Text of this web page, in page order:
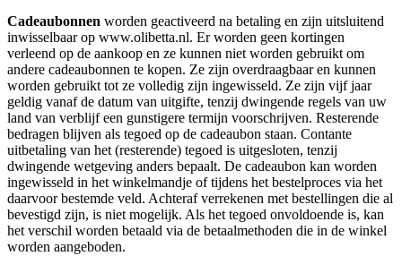
Cadeaubonnen worden geactiveerd na betaling en zijn uitsluitend
inwisselbaar op www.olibetta.nl. Er worden geen kortingen
verleend op de aankoop en ze kunnen niet worden gebruikt om
andere cadeaubonnen te kopen. Ze zijn overdraagbaar en kunnen
worden gebruikt tot ze volledig zijn ingewisseld. Ze zijn vijf jaar
geldig vanaf de datum van uitgifte, tenzij dwingende regels van uw
land van verblijf een gunstigere termijn voorschrijven. Resterende
bedragen blijven als tegoed op de cadeaubon staan. Contante
uitbetaling van het (resterende) tegoed is uitgesloten, tenzij
dwingende wetgeving anders bepaalt. De cadeaubon kan worden
ingewisseld in het winkelmandje of tijdens het bestelproces via het
daarvoor bestemde veld. Achteraf verrekenen met bestellingen die al
bevestigd zijn, is niet mogelijk. Als het tegoed onvoldoende is, kan
het verschil worden betaald via de betaalmethoden die in de winkel
worden aangeboden.